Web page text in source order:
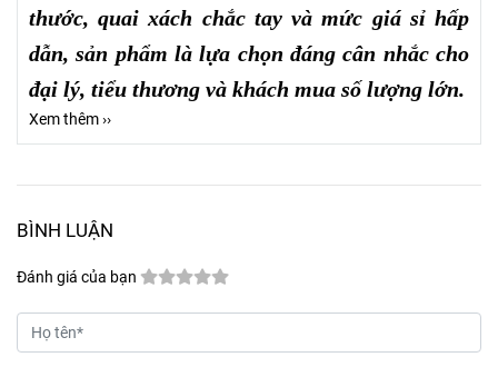
thước, quai xách chắc tay và mức giá sỉ hấp
dẫn, sản phẩm là lựa chọn đáng cân nhắc cho
đại lý, tiểu thương và khách mua số lượng lớn.
Xem thêm ››
BÌNH LUẬN
Đánh giá của bạn